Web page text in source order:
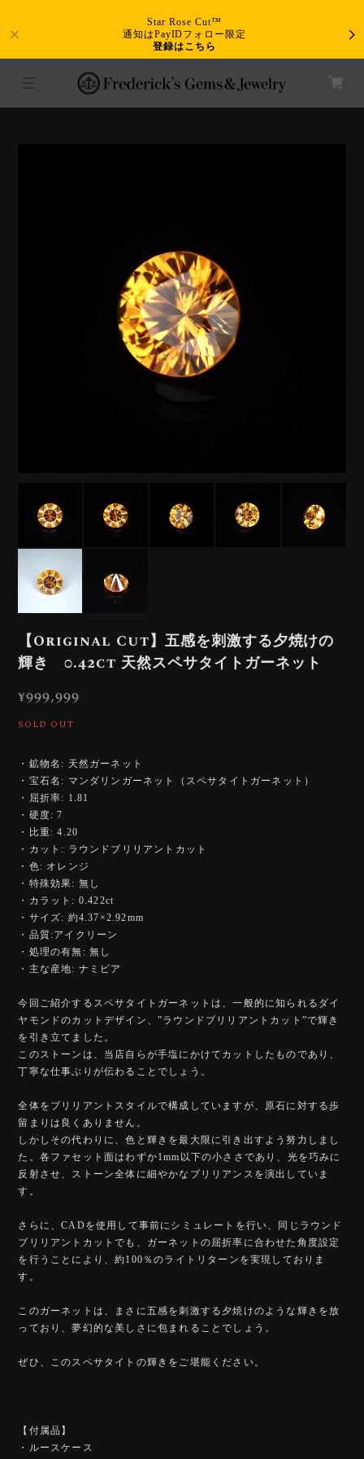
Star Rose Cut™
通知はPayIDフォロー限定
登録はこちら
【Original Cut】五感を刺激する夕焼けの
輝き 0.42ct 天然スペサタイトガーネット
¥999,999
SOLD OUT
・鉱物名: 天然ガーネット
・宝石名: マンダリンガーネット（スペサタイトガーネット）
・屈折率: 1.81
・硬度: 7
・比重: 4.20
・カット: ラウンドブリリアントカット
・色: オレンジ
・特殊効果: 無し
・カラット: 0.422ct
・サイズ: 約4.37×2.92mm
・品質:アイクリーン
・処理の有無: 無し
・主な産地: ナミビア
今回ご紹介するスペサタイトガーネットは、一般的に知られるダイ
ヤモンドのカットデザイン、”ラウンドブリリアントカット”で輝き
を引き立てました。
このストーンは、当店自らが手塩にかけてカットしたものであり、
丁寧な仕事ぶりが伝わることでしょう。
全体をブリリアントスタイルで構成していますが、原石に対する歩
留まりは良くありません。
しかしその代わりに、色と輝きを最大限に引き出すよう努力しまし
た。各ファセット面はわずか1mm以下の小ささであり、光を巧みに
反射させ、ストーン全体に細やかなブリリアンスを演出していま
す。
さらに、CADを使用して事前にシミュレートを行い、同じラウンド
ブリリアントカットでも、ガーネットの屈折率に合わせた角度設定
を行うことにより、約100％のライトリターンを実現しておりま
す。
このガーネットは、まさに五感を刺激する夕焼けのような輝きを放
っており、夢幻的な美しさに包まれることでしょう。
ぜひ、このスペサタイトの輝きをご堪能ください。
【付属品】
・ルースケース